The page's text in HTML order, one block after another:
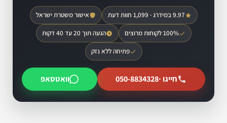
9.97 במידרג · 1,099 חוות דעת אישור משטרת ישראל
100% לקוחות מרוצים הגעה תוך 20 עד 40 דקות
פתיחה ללא נזק
חייגו ·050-8834328 וואטסאפ